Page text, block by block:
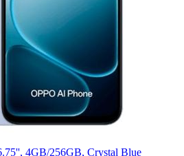
4GB/256GB, Crystal Blue